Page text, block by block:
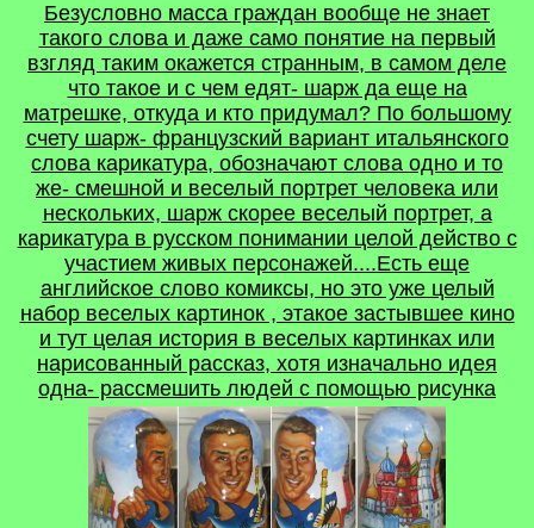
Безусловно масса граждан вообще не знает
такого слова и даже само понятие на первый
взгляд таким окажется странным, в самом деле
что такое и с чем едят- шарж да еще на
матрешке, откуда и кто придумал? По большому
счету шарж- французский вариант итальянского
слова карикатура, обозначают слова одно и то
же- смешной и веселый портрет человека или
нескольких, шарж скорее веселый портрет, а
карикатура в русском понимании целой действо с
участием живых персонажей....Есть еще
английское слово комиксы, но это уже целый
набор веселых картинок , этакое застывшее кино
и тут целая история в веселых картинках или
нарисованный рассказ, хотя изначально идея
одна- рассмешить людей с помощью рисунка